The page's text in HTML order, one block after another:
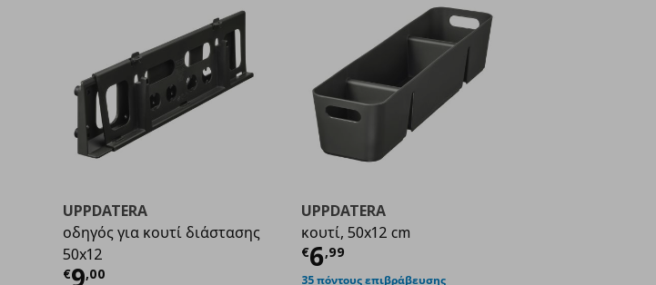
UPPDATERA
οδηγός για κουτί διάστασης
50x12
€9,00
Τρέχουσα τιμή € 9,00
UPPDATERA
κουτί, 50x12 cm
€6,99
Τρέχουσα τιμή
35 πόντους επιβράβευσης